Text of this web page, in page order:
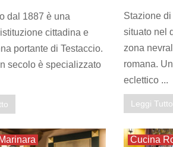
dal 1887 è una
cittadina e
portante di Testaccio.
secolo è specializzato
Stazione
situato nel
zona
romana.
eclettico ...
Leggi Tutto
Cucina